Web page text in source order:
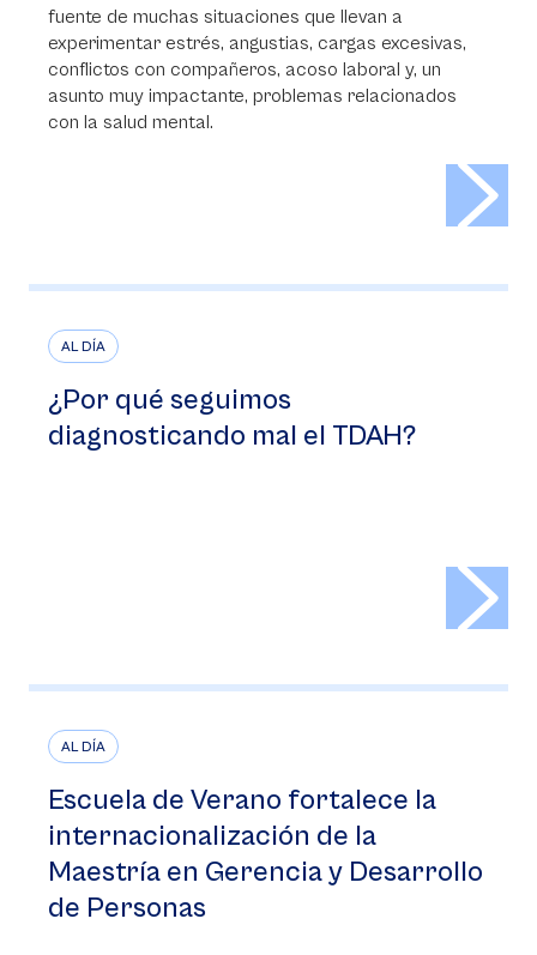
fuente de muchas situaciones que llevan a
experimentar estrés, angustias, cargas excesivas,
conflictos con compañeros, acoso laboral y, un
asunto muy impactante, problemas relacionados
con la salud mental.
AL DÍA
¿Por qué seguimos
diagnosticando mal el TDAH?
AL DÍA
Escuela de Verano fortalece la
internacionalización de la
Maestría en Gerencia y Desarrollo
de Personas